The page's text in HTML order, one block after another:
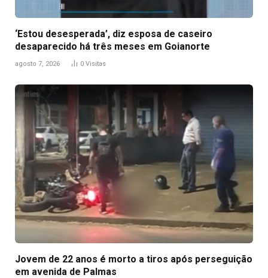
‘Estou desesperada’, diz esposa de caseiro
desaparecido há três meses em Goianorte
agosto 7, 2026 0 Visitas
Jovem de 22 anos é morto a tiros após perseguição
em avenida de Palmas